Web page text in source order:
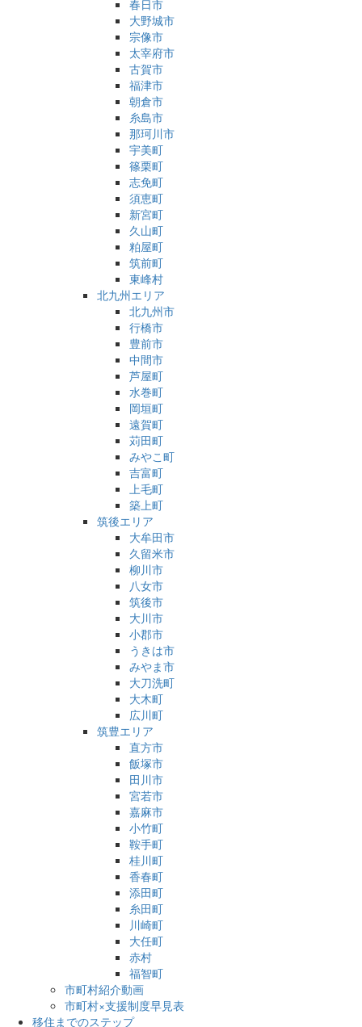
春日市
大野城市
宗像市
太宰府市
古賀市
福津市
朝倉市
糸島市
那珂川市
宇美町
篠栗町
志免町
須恵町
新宮町
久山町
粕屋町
筑前町
東峰村
北九州エリア
北九州市
行橋市
豊前市
中間市
芦屋町
水巻町
岡垣町
遠賀町
苅田町
みやこ町
吉富町
上毛町
築上町
筑後エリア
大牟田市
久留米市
柳川市
八女市
筑後市
大川市
小郡市
うきは市
みやま市
大刀洗町
大木町
広川町
筑豊エリア
直方市
飯塚市
田川市
宮若市
嘉麻市
小竹町
鞍手町
桂川町
香春町
添田町
糸田町
川崎町
大任町
赤村
福智町
市町村紹介動画
市町村×支援制度早見表
移住までのステップ